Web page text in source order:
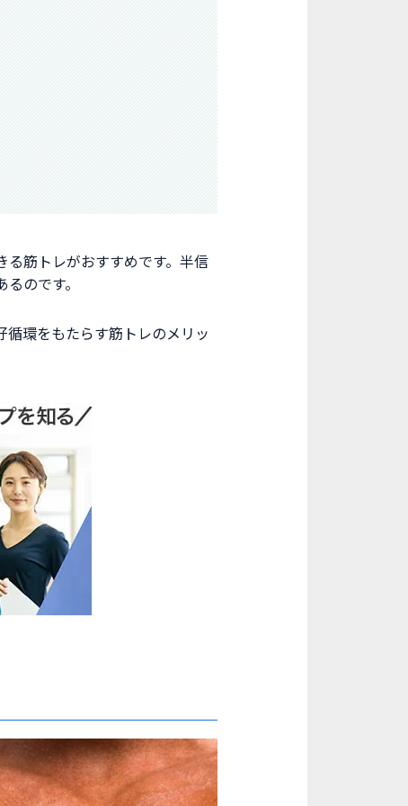
筋トレがおすすめです。半信
のです。
環をもたらす筋トレのメリッ